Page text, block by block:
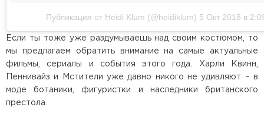
Публикация от Heidi Klum (@heidiklum) 5 Окт 2018 в
Если ты тоже уже раздумываешь над своим костюмом, то
мы предлагаем обратить внимание на самые актуальные
фильмы, сериалы и события этого года. Харли Квинн,
Пеннивайз и Мстители уже давно никого не удивляют – в
моде ботаники, фигуристки и наследники британского
престола.